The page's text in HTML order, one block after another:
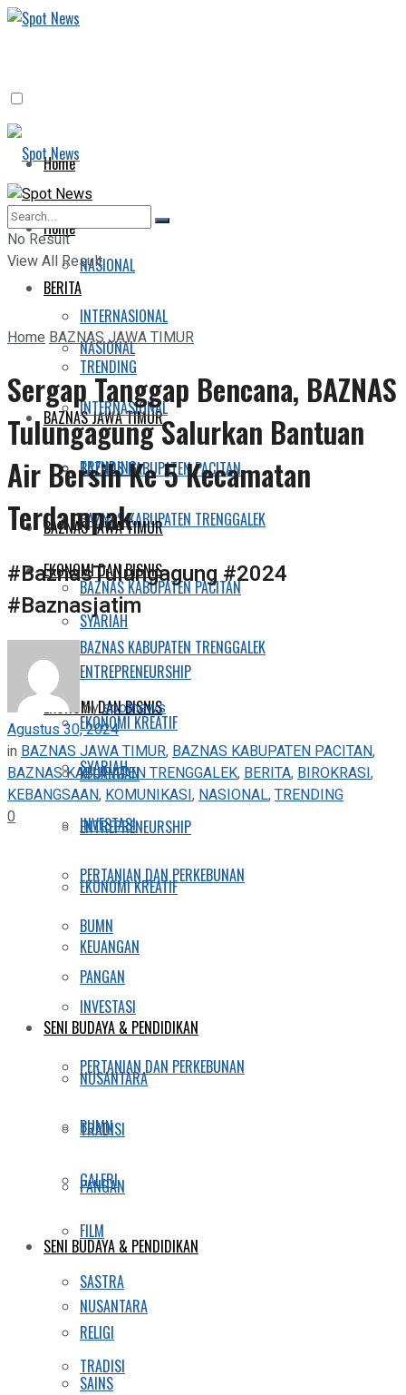
Home
BERITA
NASIONAL
INTERNASIONAL
TRENDING
BAZNAS JAWA TIMUR
BAZNAS KABUPATEN PACITAN
BAZNAS KABUPATEN TRENGGALEK
EKONOMI DAN BISNIS
SYARIAH
ENTREPRENEURSHIP
EKONOMI KREATIF
KEUANGAN
INVESTASI
PERTANIAN DAN PERKEBUNAN
BUMN
PANGAN
SENI BUDAYA & PENDIDIKAN
NUSANTARA
TRADISI
GALERI
FILM
SASTRA
RELIGI
SAINS
Home
BERITA
NASIONAL
INTERNASIONAL
TRENDING
BAZNAS JAWA TIMUR
BAZNAS KABUPATEN PACITAN
BAZNAS KABUPATEN TRENGGALEK
EKONOMI DAN BISNIS
SYARIAH
ENTREPRENEURSHIP
EKONOMI KREATIF
KEUANGAN
INVESTASI
PERTANIAN DAN PERKEBUNAN
BUMN
PANGAN
SENI BUDAYA & PENDIDIKAN
NUSANTARA
TRADISI
No Result
View All Result
HomeBAZNAS JAWA TIMUR
Sergap Tanggap Bencana, BAZNAS
Tulungagung Salurkan Bantuan
Air Bersih Ke 5 Kecamatan
Terdampak
#BaznasTulungagung #2024
#Baznasjatim
byspotnews
Agustus 30, 2024
in BAZNAS JAWA TIMUR, BAZNAS KABUPATEN PACITAN,
BAZNAS KABUPATEN TRENGGALEK, BERITA, BIROKRASI,
KEBANGSAAN, KOMUNIKASI, NASIONAL,TRENDING
0